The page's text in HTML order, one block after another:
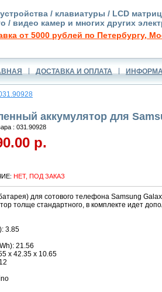
/ клавиатуры / LCD
/ видео камер и многих других
от 5000 рублей по Петербургу,
ДОСТАВКА И ОПЛАТА
аккумулятор для
: 031.90928
р.
НЕТ, ПОД ЗАКАЗ
для сотового телефона Samsung
толще стандартного, в комплекте идет
3.85
21.56
x 42.35 x 10.65